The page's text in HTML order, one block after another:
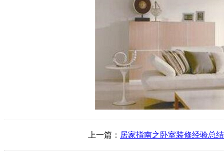
上一篇： 居家指南之卧室装修经验总结